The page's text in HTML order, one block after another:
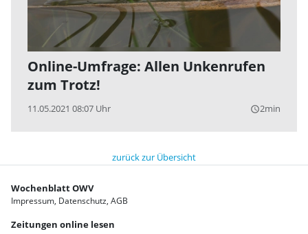
Online-Umfrage: Allen Unkenrufen
zum Trotz!
11.05.2021 08:07 Uhr query_builder2min
zurück zur Übersicht
Wochenblatt OWV
Impressum Datenschutz AGB
Zeitungen online lesen